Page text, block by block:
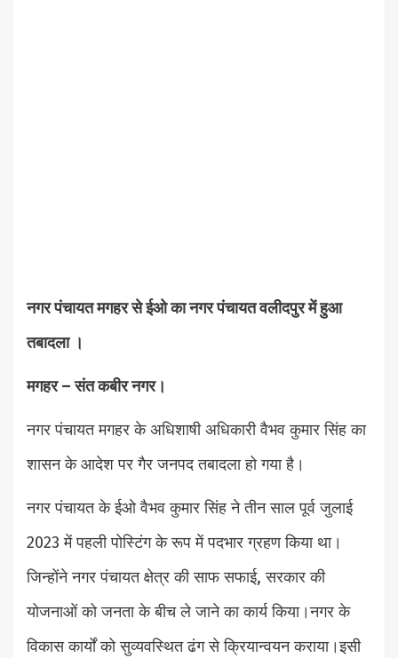
नगर पंचायत मगहर से ईओ का नगर पंचायत वलीदपुर में हुआ
तबादला ।
मगहर – संत कबीर नगर।
नगर पंचायत मगहर के अधिशाषी अधिकारी वैभव कुमार सिंह का
शासन के आदेश पर गैर जनपद तबादला हो गया है।
नगर पंचायत के ईओ वैभव कुमार सिंह ने तीन साल पूर्व जुलाई
2023 में पहली पोस्टिंग के रूप में पदभार ग्रहण किया था।
जिन्होंने नगर पंचायत क्षेत्र की साफ सफाई, सरकार की
योजनाओं को जनता के बीच ले जाने का कार्य किया।नगर के
विकास कार्यों को सुव्यवस्थित ढंग से क्रियान्वयन कराया।इसी